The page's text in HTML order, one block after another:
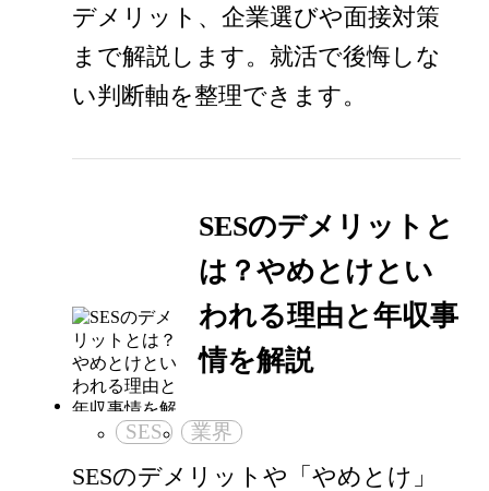
デメリット、企業選びや面接対策
まで解説します。就活で後悔しな
い判断軸を整理できます。
SESのデメリットと
は？やめとけとい
われる理由と年収事
情を解説
SES 業界
SESのデメリットや「やめとけ」